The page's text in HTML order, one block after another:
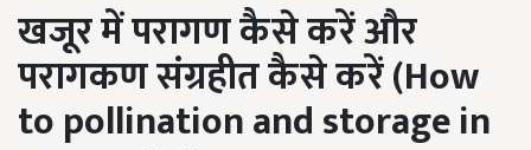
खजूर में परागण कैसे करें और
परागकण संग्रहीत कैसे करें (How
to pollination and storage in